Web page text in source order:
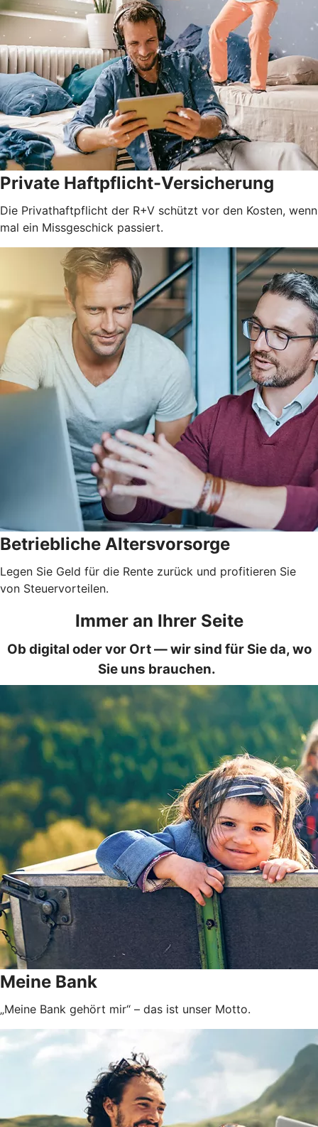
Private Haftpflicht-Versicherung
Die Privathaftpflicht der R+V schützt vor den Kosten, wenn
mal ein Missgeschick passiert.
Betriebliche Altersvorsorge
Legen Sie Geld für die Rente zurück und profitieren Sie
von Steuervorteilen.
Immer an Ihrer Seite
Ob digital oder vor Ort — wir sind für Sie da, wo
Sie uns brauchen.
Meine Bank
„Meine Bank gehört mir“ – das ist unser Motto.